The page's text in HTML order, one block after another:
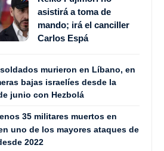
asistirá a toma de
mando; irá el canciller
Carlos Espá
murieron en Líbano, en
bajas israelíes desde la
junio con Hezbolá
35 militares muertos en
uno de los mayores ataques de
2022